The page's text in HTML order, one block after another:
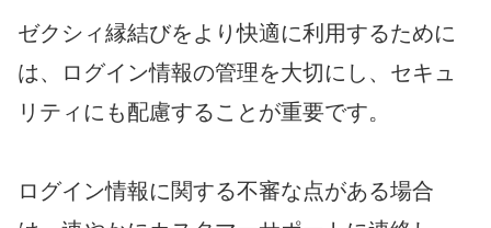
ゼクシィ縁結びをより快適に利用するために
は、ログイン情報の管理を大切にし、セキュ
リティにも配慮することが重要です。
ログイン情報に関する不審な点がある場合